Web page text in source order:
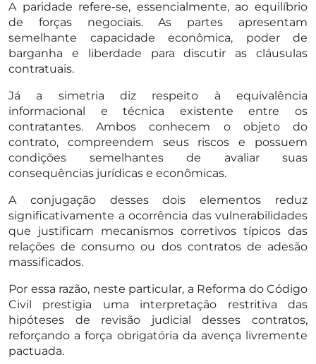
A paridade refere-se, essencialmente, ao equilíbrio
de forças negociais. As partes apresentam
semelhante capacidade econômica, poder de
barganha e liberdade para discutir as cláusulas
contratuais.
Já a simetria diz respeito à equivalência
informacional e técnica existente entre os
contratantes. Ambos conhecem o objeto do
contrato, compreendem seus riscos e possuem
condições semelhantes de avaliar suas
consequências jurídicas e econômicas.
A conjugação desses dois elementos reduz
significativamente a ocorrência das vulnerabilidades
que justificam mecanismos corretivos típicos das
relações de consumo ou dos contratos de adesão
massificados.
Por essa razão, neste particular, a Reforma do Código
Civil prestigia uma interpretação restritiva das
hipóteses de revisão judicial desses contratos,
reforçando a força obrigatória da avença livremente
pactuada.